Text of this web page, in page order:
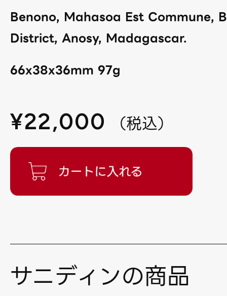
Benono, Mahasoa Est Commune,
District, Anosy, Madagascar.
66x38x36mm 97g
¥22,000 （税込）
サニディンの商品